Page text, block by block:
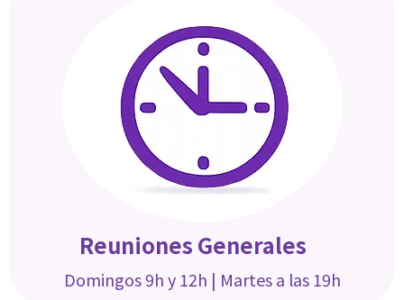
Reuniones Generales
Domingos 9h y 12h | Martes a las 19h